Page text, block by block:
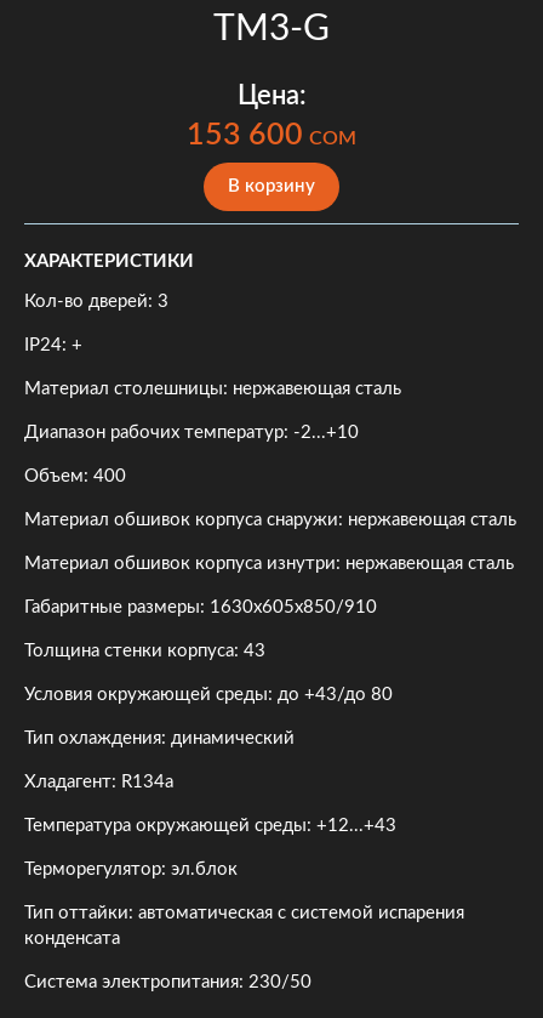
TM3-G
Цена:
153 600 COM
В корзину
ХАРАКТЕРИСТИКИ
Кол-во дверей: 3
IP24: +
Материал столешницы: нержавеющая сталь
Диапазон рабочих температур: -2...+10
Объем: 400
Материал обшивок корпуса снаружи: нержавеющая сталь
Материал обшивок корпуса изнутри: нержавеющая сталь
Габаритные размеры: 1630х605х850/910
Толщина стенки корпуса: 43
Условия окружающей среды: до +43/до 80
Тип охлаждения: динамический
Хладагент: R134a
Температура окружающей среды: +12...+43
Терморегулятор: эл.блок
Тип оттайки: автоматическая с системой испарения
конденсата
Система электропитания: 230/50